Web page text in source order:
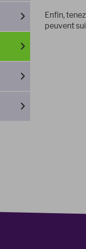
Enfin,
peuvent